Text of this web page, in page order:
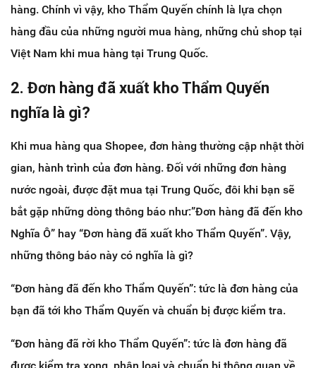
hàng. Chính vì vậy, kho Thẩm Quyến chính là lựa chọn
hàng đầu của những người mua hàng, những chủ shop tại
Việt Nam khi mua hàng tại Trung Quốc.
2. Đơn hàng đã xuất kho Thẩm Quyến
nghĩa là gì?
Khi mua hàng qua Shopee, đơn hàng thường cập nhật thời
gian, hành trình của đơn hàng. Đối với những đơn hàng
nước ngoài, được đặt mua tại Trung Quốc, đôi khi bạn sẽ
bắt gặp những dòng thông báo như:”Đơn hàng đã đến kho
Nghĩa Ô” hay “Đơn hàng đã xuất kho Thẩm Quyến”. Vậy,
những thông báo này có nghĩa là gì?
“Đơn hàng đã đến kho Thẩm Quyến”: tức là đơn hàng của
bạn đã tới kho Thẩm Quyến và chuẩn bị được kiểm tra.
“Đơn hàng đã rời kho Thẩm Quyến”: tức là đơn hàng đã